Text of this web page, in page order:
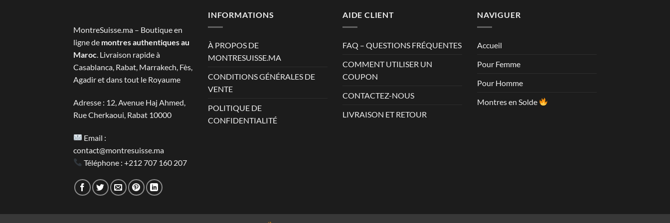
1.390 MAD.
MontreSuisse.ma – Boutique en
ligne de montres authentiques au
Maroc. Livraison rapide à
Casablanca, Rabat, Marrakech, Fès,
Agadir et dans tout le Royaume
Adresse : 12, Avenue Haj Ahmed,
Rue Cherkaoui, Rabat 10000
Email :
contact@montresuisse.ma
Téléphone :+212 707 160 207
INFORMATIONS
À PROPOS DE
MONTRESUISSE.MA
CONDITIONS GÉNÉRALES DE
VENTE
POLITIQUE DE
CONFIDENTIALITÉ
AIDE CLIENT
FAQ – QUESTIONS FRÉQUENTES
COMMENT UTILISER UN
COUPON
CONTACTEZ-NOUS
LIVRAISON ET RETOUR
NAVIGUER
Accueil
Pour Femme
Pour Homme
Montres en Solde